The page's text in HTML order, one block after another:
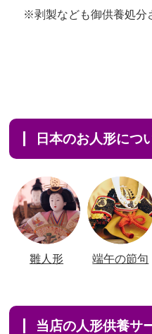
※剥製なども御供養処分
日本のお人形につ
雛人形 端午の節句
当店の人形供養